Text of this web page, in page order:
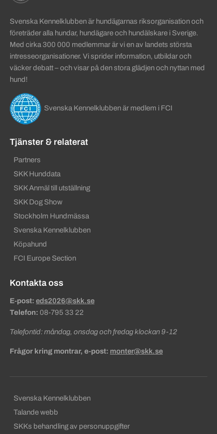
Svenska Kennelklubben är hundägarnas riksorganisation och
företräder alla hundar, hundägare och hundälskare i Sverige.
Med cirka 300 000 medlemmar är vi en av landets största
intresseorganisationer. Vi sprider information, utbildar och
väcker debatt – och visar på den stora glädjen och nyttan med
hund!
Svenska Kennelklubben är medlem i FCI
Tjänster & relaterat
Partners
SKK Hunddata
SKK Anmäl till utställning
SKK Dog Show
Stockholm Hundmässa
Svenska Kennelklubben
Köpahund
FCI Europe Section
Kontakta oss
E-post: eds2026@skk.se
Telefon: 08-795 33 22
Telefontid: måndag, onsdag och fredag klockan 9-12
Frågor kring montrar, e-post: monter@skk.se
Sekundära sidfotslänkar
Svenska Kennelklubben
Talande webb
SKKs behandling av personuppgifter